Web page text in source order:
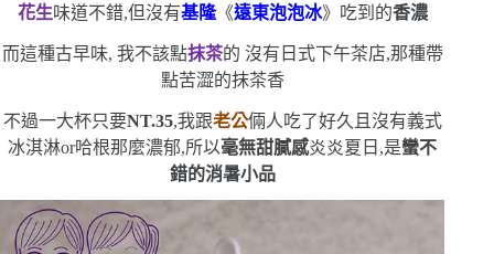
花生味道不錯,但沒有基隆《遠東泡泡冰》吃到的香濃
而這種古早味, 我不該點抹茶的 沒有日式下午茶店,那種帶
點苦澀的抹茶香
不過一大杯只要NT.35,我跟老公倆人吃了好久 且沒有義式
冰淇淋or哈根那麼濃郁,所以毫無甜膩感炎炎夏日,是蠻不
錯的消暑小品